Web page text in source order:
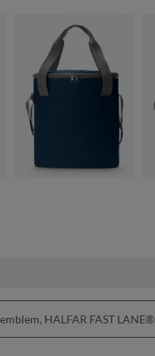
HALFAR FAST LANE®